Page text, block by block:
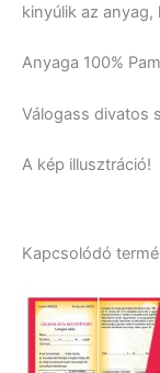
kinyúlik az anyag,
Anyaga 100%
Válogass divatos
A kép illusztráció!
Kapcsolódó